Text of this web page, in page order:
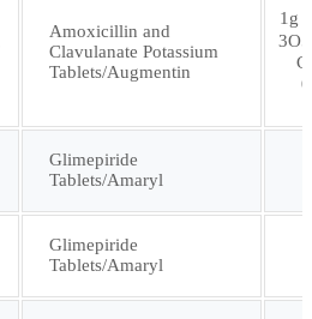
第七十六批
第八十批
第八十二批
Amoxicillin and
Clavulanate Potassium
Tablets/Augmentin
1g
Glimepiride
Tablets/Amaryl
Glimepiride
Tablets/Amaryl